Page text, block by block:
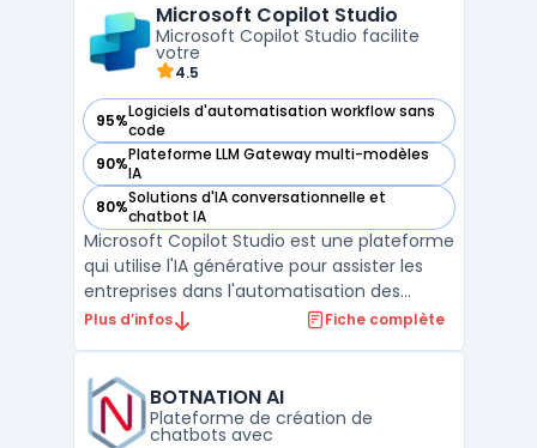
compte-rendu automatique, facilitant ains
...
Microsoft Copilot Studio
Microsoft Copilot Studio facilite
votre
4.5
95%Logiciels d'automatisation workflow sans
code
— voir Microsoft Copilot Studio dans cette catégorie
90%Plateforme LLM Gateway multi-modèles
IA
— voir Microsoft Copilot Studio dans cette catégorie
80%Solutions d'IA conversationnelle et
chatbot IA
— voir Microsoft Copilot Studio dans cette catégorie
Microsoft Copilot Studio est une plateforme
qui utilise l'IA générative pour assister les
entreprises dans l'automatisation des
tâches et l'optimisation des processus
des tâches complexes en automatisant
certaines ...
Plus d’infos Fiche complète
BOTNATION AI
Plateforme de création de
chatbots avec